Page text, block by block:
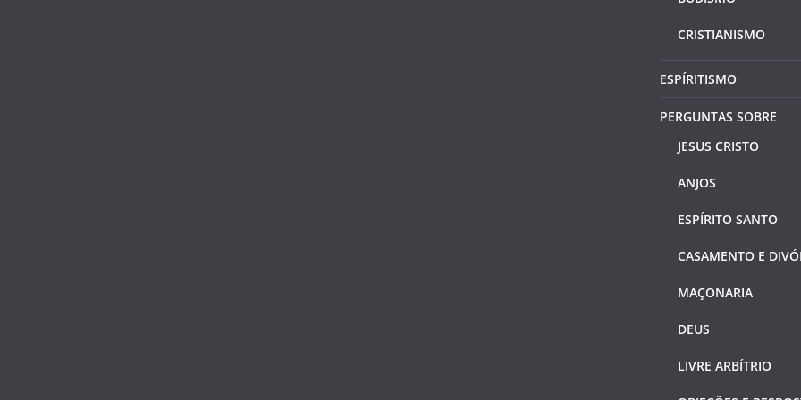
CRISTIANISMO
ESPÍRITISMO
PERGUNTAS SOBRE
JESUS CRISTO
ANJOS
ESPÍRITO SANTO
CASAMENTO E
MAÇONARIA
DEUS
LIVRE ARBÍTRIO